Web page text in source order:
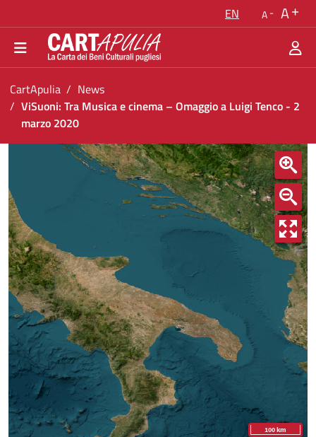
Go to navigation menu
Go to content
Go to the footer
EN A A
You are in:
CartApulia
News
ViSuoni: Tra Musica e cinema – Omaggio a Luigi Tenco - 2
marzo 2020
ViSuoni: Tra Musica e cinema &#8211;